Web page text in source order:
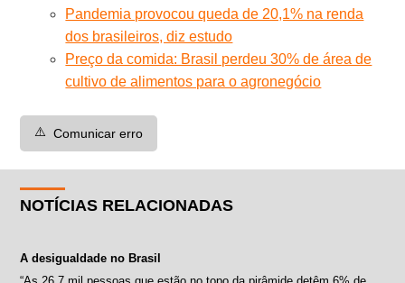
Pandemia provocou queda de 20,1% na renda
dos brasileiros, diz estudo
Preço da comida: Brasil perdeu 30% de área de
cultivo de alimentos para o agronegócio
⚠️ Comunicar erro
NOTÍCIAS RELACIONADAS
A desigualdade no Brasil